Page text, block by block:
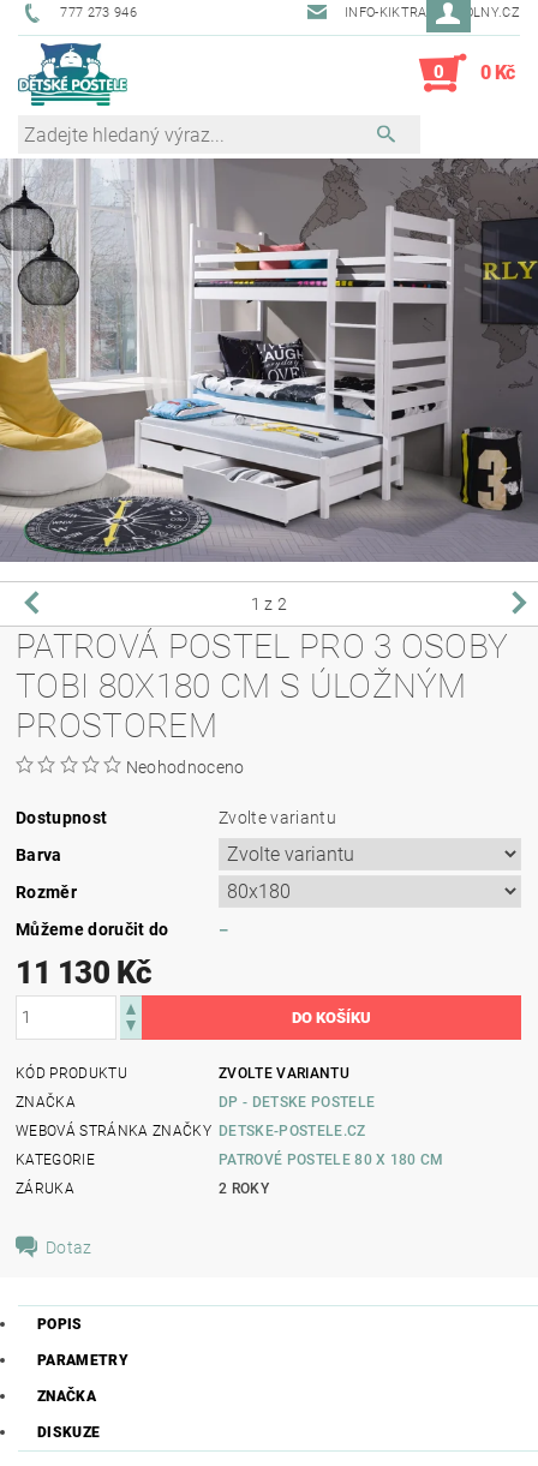
777 273 946 INFO-KIKTRADE@VOLNY.CZ
0 0 Kč
1 z 2
PATROVÁ POSTEL PRO 3 OSOBY
TOBI 80X180 CM S ÚLOŽNÝM
PROSTOREM
Neohodnoceno
Dostupnost
Zvolte variantu
Barva
Rozměr
Můžeme doručit do
–
11 130 Kč
KÓD PRODUKTU
ZVOLTE VARIANTU
ZNAČKA
DP - DETSKE POSTELE
WEBOVÁ STRÁNKA ZNAČKY DETSKE-POSTELE.CZ
KATEGORIE
PATROVÉ POSTELE 80 X 180 CM
ZÁRUKA
2 ROKY
Dotaz
POPIS
PARAMETRY
ZNAČKA
DISKUZE